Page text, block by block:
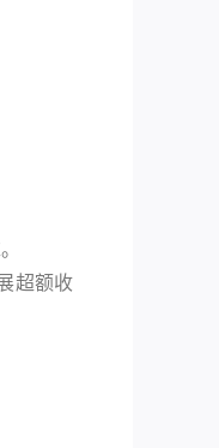
超额收